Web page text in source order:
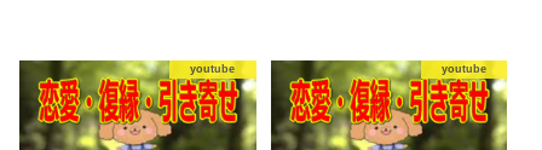
youtube youtube